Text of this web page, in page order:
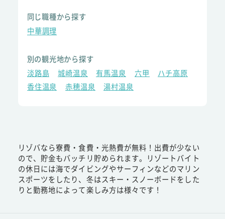
同じ職種から探す
中華調理
別の観光地から探す
淡路島
城崎温泉 有馬温泉 六甲
ハチ高原
香住温泉
赤穂温泉 湯村温泉
リゾバなら寮費・食費・光熱費が無料！出費が少ない
ので、貯金もバッチリ貯められます。リゾートバイト
の休日には海でダイビングやサーフィンなどのマリン
スポーツをしたり、冬はスキー・スノーボードをした
りと勤務地によって楽しみ方は様々です！